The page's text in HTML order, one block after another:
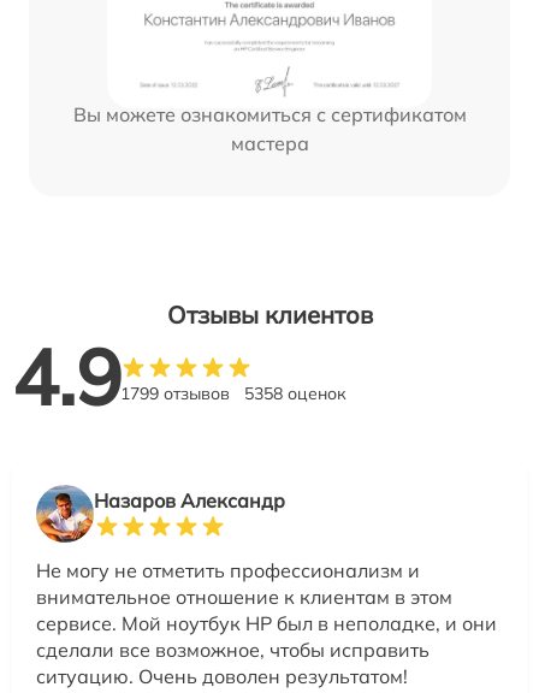
Вы можете ознакомиться с сертификатом
мастера
Отзывы клиентов
4.91799 отзывов 5358 оценок
Назаров Александр
Не могу не отметить профессионализм и
внимательное отношение к клиентам в этом
сервисе. Мой ноутбук HP был в неполадке, и они
сделали все возможное, чтобы исправить
ситуацию. Очень доволен результатом!